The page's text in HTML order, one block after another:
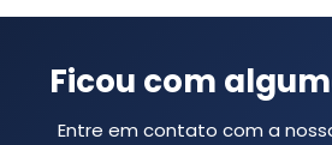
Ficou com
Entre em contato com a